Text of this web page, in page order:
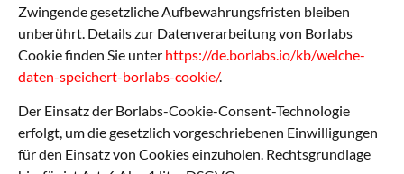
Zwingende gesetzliche Aufbewahrungsfristen bleiben
unberührt. Details zur Datenverarbeitung von Borlabs
Cookie finden Sie unter https://de.borlabs.io/kb/welche-
daten-speichert-borlabs-cookie/.
Der Einsatz der Borlabs-Cookie-Consent-Technologie
erfolgt, um die gesetzlich vorgeschriebenen Einwilligungen
für den Einsatz von Cookies einzuholen. Rechtsgrundlage